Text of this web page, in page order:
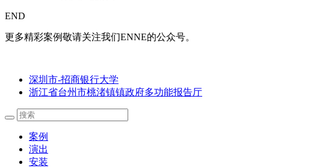
END
更多精彩案例敬请关注我们ENNE的公众号。
深圳市-招商银行大学
浙江省台州市桃渚镇镇政府多功能报告厅
案例
演出
安装